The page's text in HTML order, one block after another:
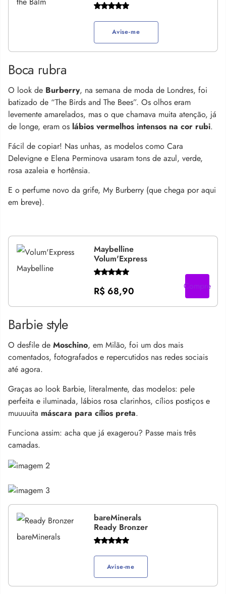
Avise-me
Boca rubra
O look de Burberry, na semana de moda de Londres, foi
batizado de “The Birds and The Bees”. Os olhos eram
levemente amarelados, mas o que chamava muita atenção, já
de longe, eram os lábios vermelhos intensos na cor rubi.
Fácil de copiar! Nas unhas, as modelos como Cara
Delevigne e Elena Perminova usaram tons de azul, verde,
rosa azaleia e hortênsia.
E o perfume novo da grife, My Burberry (que chega por aqui
em breve).
Maybelline
Volum'Express
R$ 68,90 Compre
Barbie style
O desfile de Moschino, em Milão, foi um dos mais
comentados, fotografados e repercutidos nas redes sociais
até agora.
Graças ao look Barbie, literalmente, das modelos: pele
perfeita e iluminada, lábios rosa clarinhos, cílios postiços e
muuuuita máscara para cílios preta.
Funciona assim: acha que já exagerou? Passe mais três
camadas.
bareMinerals
Ready Bronzer
Avise-me